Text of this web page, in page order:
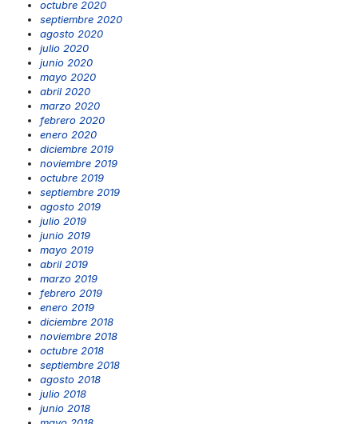
octubre 2020
septiembre 2020
agosto 2020
julio 2020
junio 2020
mayo 2020
abril 2020
marzo 2020
febrero 2020
enero 2020
diciembre 2019
noviembre 2019
octubre 2019
septiembre 2019
agosto 2019
julio 2019
junio 2019
mayo 2019
abril 2019
marzo 2019
febrero 2019
enero 2019
diciembre 2018
noviembre 2018
octubre 2018
septiembre 2018
agosto 2018
julio 2018
junio 2018